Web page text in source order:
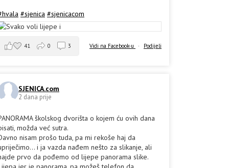
#sjenica #sjenicacom
Vidi na Facebook-u · Podijeli
41 0 3
SJENICA.com
2 dana prije
školskog dvorišta o kojem ću ovih dana
možda već sutra.
nisam prošo tuda, pa mi rekoše haj da
i ja vazda nađem nešto za slikanje, ali
prvo da pođemo od lijepe panorama slike.